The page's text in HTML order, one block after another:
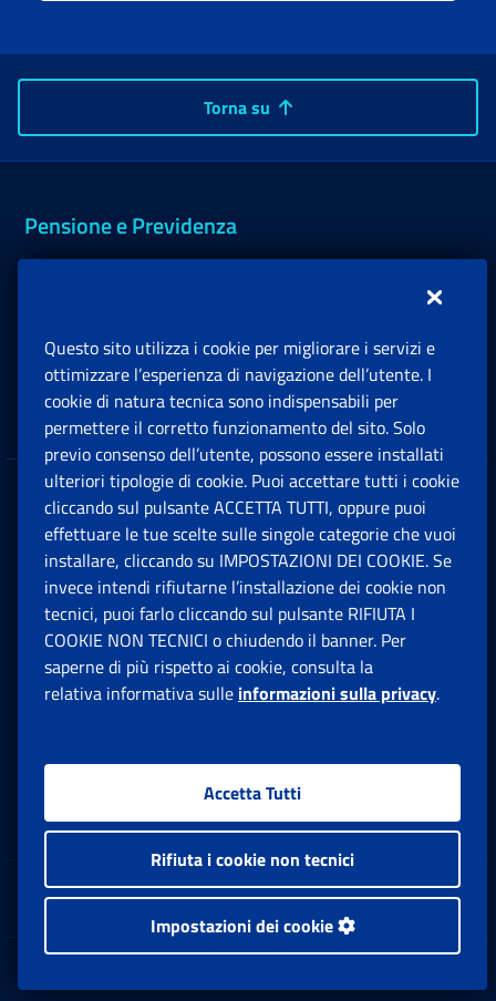
Torna su
Pensione e Previdenza
Sostegni, Sussidi e Indennità
Imprese e Liberi Professionisti
Amministrazione trasparente
Dichiarazione accessibilità
Patto con l'utenza
Rss
Inps.design
Sedi e Contatti
Questo sito utilizza i cookie per migliorare i servizi e
ottimizzare l’esperienza di navigazione dell’utente. I
cookie di natura tecnica sono indispensabili per
permettere il corretto funzionamento del sito. Solo
previo consenso dell’utente, possono essere installati
ulteriori tipologie di cookie. Puoi accettare tutti i cookie
cliccando sul pulsante ACCETTA TUTTI, oppure puoi
effettuare le tue scelte sulle singole categorie che vuoi
installare, cliccando su IMPOSTAZIONI DEI COOKIE. Se
invece intendi rifiutarne l’installazione dei cookie non
tecnici, puoi farlo cliccando sul pulsante RIFIUTA I
COOKIE NON TECNICI o chiudendo il banner. Per
saperne di più rispetto ai cookie, consulta la
relativa informativa sulle informazioni sulla privacy.
Accetta Tutti
Rifiuta i cookie non tecnici
Impostazioni dei cookie